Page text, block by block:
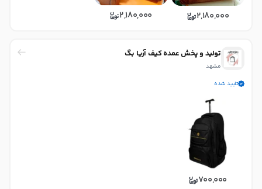
2,180,000
2,180,000
تولید و پخش عمده کیف آریا بگ
مشهد
تایید شده
700,000